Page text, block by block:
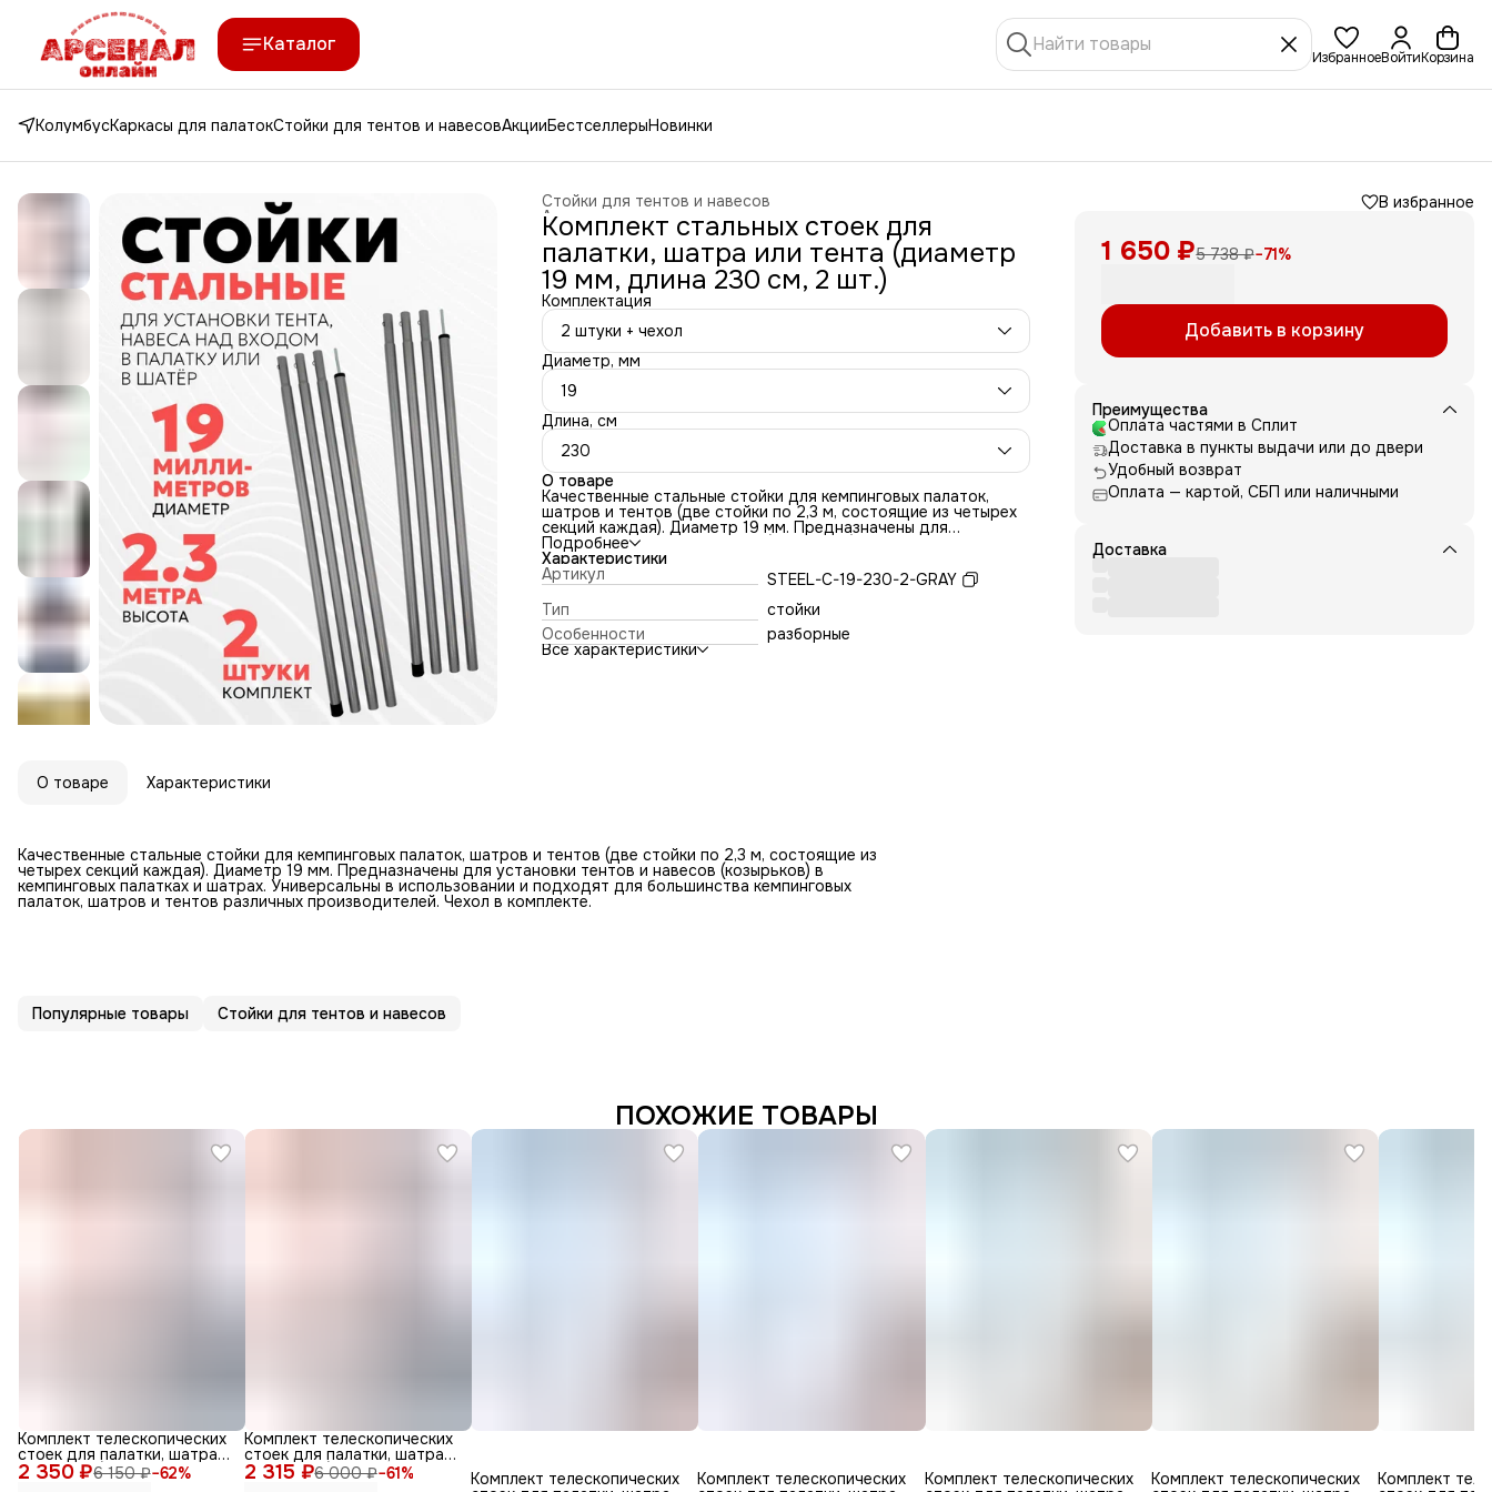
Каталог
ИзбранноеВойтиКорзина
КолумбусКаркасы для палатокСтойки для тентов и навесовАкцииБестселлерыНовинки
Стойки для тентов и навесов
Аксессуары для палаток и тентов ›
Туризм и отдых на природе
Спорт и отдых ›
Главная ›
Комплект стальных стоек для
палатки, шатра или тента (диаметр
19 мм, длина 230 см, 2 шт.)
Комплектация
2 штуки + чехол
Диаметр, мм
19
Длина, см
230
О товаре
Качественные стальные стойки для кемпинговых палаток,
шатров и тентов (две стойки по 2,3 м, состоящие из четырех
секций каждая). Диаметр 19 мм. Предназначены для
установки тентов и навесов (козырьков) в кемпинговых
палатках и шатрах. Универсальны в использовании и
подходят для большинства кемпинговых палаток, шатров и
тентов различных производителей. Чехол в комплекте.
Подробнее
Характеристики
Артикул
STEEL-C-19-230-2-GRAY
Тип
стойки
Особенности
разборные
Все характеристики
В избранное
1 650 ₽5 738 ₽−71%
Добавить в корзину
Преимущества
Оплата частями в Сплит
Доставка в пункты выдачи или до двери
Удобный возврат
Оплата — картой, СБП или наличными
Доставка
О товаре Характеристики
Качественные стальные стойки для кемпинговых палаток, шатров и тентов (две стойки по 2,3 м, состоящие из
четырех секций каждая). Диаметр 19 мм. Предназначены для установки тентов и навесов (козырьков) в
кемпинговых палатках и шатрах. Универсальны в использовании и подходят для большинства кемпинговых
палаток, шатров и тентов различных производителей. Чехол в комплекте.
Популярные товары Стойки для тентов и навесов
ПОХОЖИЕ ТОВАРЫ
2 350 ₽6 150 ₽−62%
Комплект телескопических
стоек для палатки, шатра
или тента (алюминий,
высота 2.5 м, 2 шт.)
2 315 ₽6 000 ₽−61%
Комплект телескопических
стоек для палатки, шатра
или тента (алюминий,
высота 2.3 м, 2 шт.) Комплект телескопических Комплект телескопических Комплект телескопических Комплект телескопических Комплект